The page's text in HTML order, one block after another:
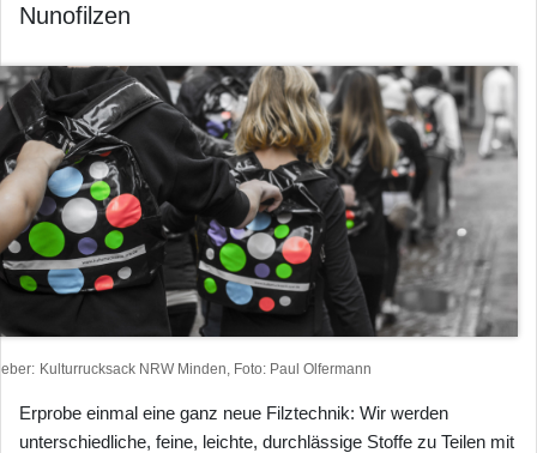
Nunofilzen
Kulturrucksack NRW Minden, Foto: Paul Olfermann
Erprobe einmal eine ganz neue Filztechnik: Wir werden
unterschiedliche, feine, leichte, durchlässige Stoffe zu Teilen mit